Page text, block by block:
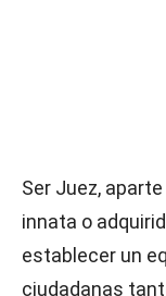
Ser Juez,
innata o
establecer un
ciudadanas